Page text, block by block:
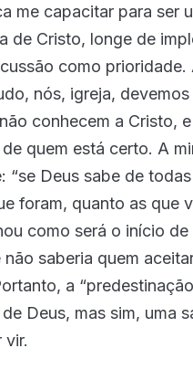
me capacitar para ser
de Cristo, longe de
como prioridade.
nós, igreja,
conhecem a Cristo,
quem está certo. A
“se Deus sabe de
foram, quanto as que
como será o início de
não saberia quem
a
Deus, mas sim, uma
vir.